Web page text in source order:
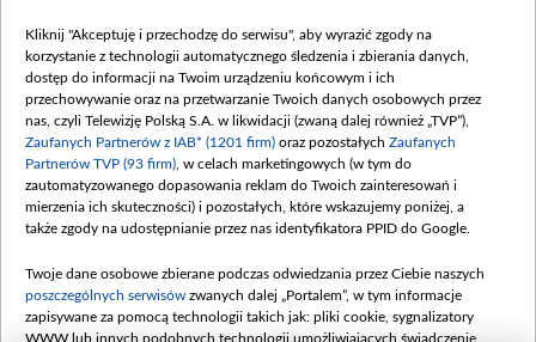
Procedura zgłoszeń wewnętrznych
Kliknij "Akceptuję i przechodzę do serwisu", aby wyrazić zgody na
korzystanie z technologii automatycznego śledzenia i zbierania danych,
dostęp do informacji na Twoim urządzeniu końcowym i ich
przechowywanie oraz na przetwarzanie Twoich danych osobowych przez
nas, czyli Telewizję Polską S.A. w likwidacji (zwaną dalej również „TVP”),
Zaufanych Partnerów z IAB* (1201 firm) oraz pozostałych Zaufanych
Partnerów TVP (93 firm) , w celach marketingowych (w tym do
zautomatyzowanego dopasowania reklam do Twoich zainteresowań i
mierzenia ich skuteczności) i pozostałych, które wskazujemy poniżej, a
także zgody na udostępnianie przez nas identyfikatora PPID do Google.
Twoje dane osobowe zbierane podczas odwiedzania przez Ciebie naszych
poszczególnych serwisów zwanych dalej „Portalem”, w tym informacje
zapisywane za pomocą technologii takich jak: pliki cookie, sygnalizatory
WWW lub innych podobnych technologii umożliwiających świadczenie